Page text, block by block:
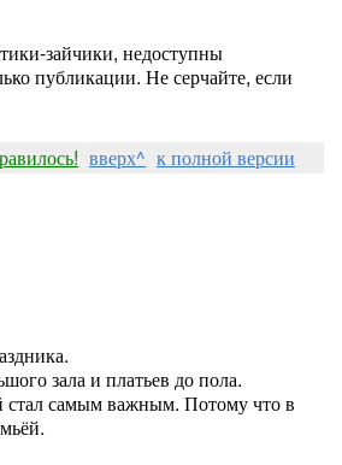
зайчики, недоступны
публикации. Не серчайте, если
вверх^ к полной версии
зала и платьев до пола.
самым важным. Потому что в